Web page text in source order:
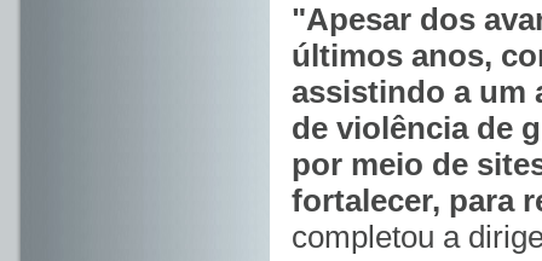
"Apesar dos
últimos anos,
assistindo a um
de violência de
por meio de
fortalecer, para
completou a